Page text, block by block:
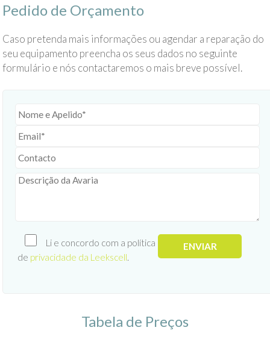
Pedido de Orçamento
Caso pretenda mais informações ou agendar a reparação do
seu equipamento preencha os seus dados no seguinte
formulário e nós contactaremos o mais breve possível.
Li e concordo com a política
de privacidade da Leekscell.
Tabela de Preços